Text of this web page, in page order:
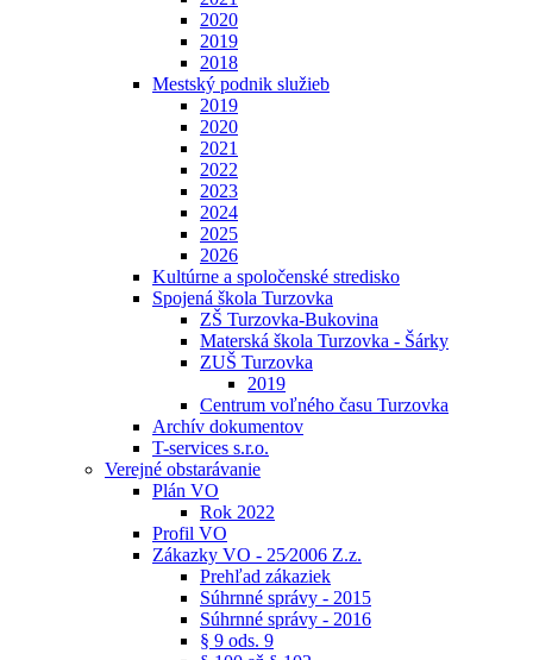
2020
2019
2018
Mestský podnik služieb
2019
2020
2021
2022
2023
2024
2025
2026
Kultúrne a spoločenské stredisko
Spojená škola Turzovka
ZŠ Turzovka-Bukovina
Materská škola Turzovka - Šárky
ZUŠ Turzovka
2019
Centrum voľného času Turzovka
Archív dokumentov
T-services s.r.o.
Verejné obstarávanie
Plán VO
Rok 2022
Profil VO
Zákazky VO - 25⁄2006 Z.z.
Prehľad zákaziek
Súhrnné správy - 2015
Súhrnné správy - 2016
§ 9 ods. 9